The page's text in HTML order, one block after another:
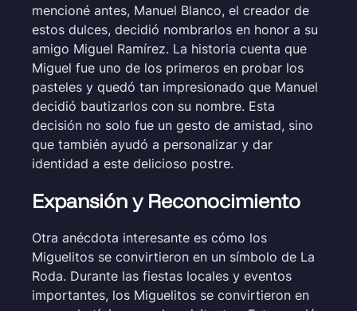
mencioné antes, Manuel Blanco, el creador de
estos dulces, decidió nombrarlos en honor a su
amigo Miguel Ramírez. La historia cuenta que
Miguel fue uno de los primeros en probar los
pasteles y quedó tan impresionado que Manuel
decidió bautizarlos con su nombre. Esta
decisión no solo fue un gesto de amistad, sino
que también ayudó a personalizar y dar
identidad a este delicioso postre.
Expansión y Reconocimiento
Otra anécdota interesante es cómo los
Miguelitos se convirtieron en un símbolo de La
Roda. Durante las fiestas locales y eventos
importantes, los Miguelitos se convirtieron en